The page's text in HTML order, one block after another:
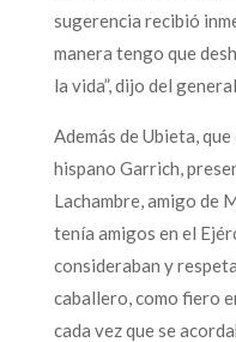
sugerencia recibió
manera tengo que
la vida”, dijo del
Además de Ubieta,
hispano Garrich,
Lachambre, amigo de
tenía amigos en el
consideraban y
caballero, como fiero
cada vez que se